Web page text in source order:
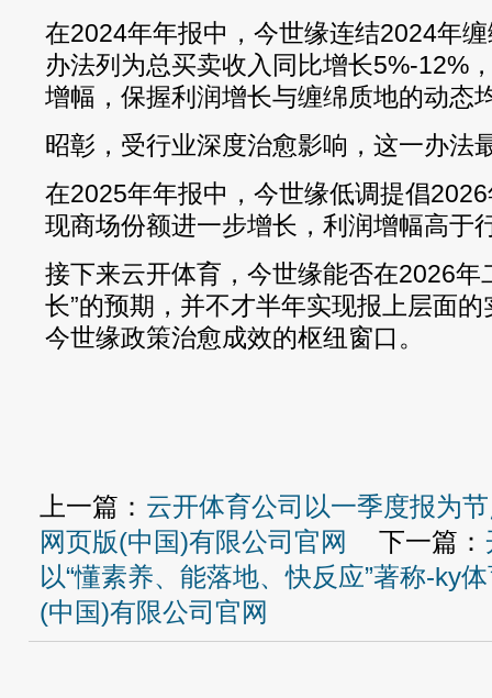
在2024年年报中，今世缘连结2024年
办法列为总买卖收入同比增长5%-12%
增幅，保握利润增长与缠绵质地的动态
昭彰，受行业深度治愈影响，这一办法
在2025年年报中，今世缘低调提倡
现商场份额进一步增长，利润增幅高于
接下来云开体育，今世缘能否在2026年
长”的预期，并不才半年实现报上层面
今世缘政策治愈成效的枢纽窗口。
上一篇： 云开体育公司以一季度报为
网页版(中国)有限公司官网
下一篇：
以“懂素养、能落地、快反应”著称-ky
(中国)有限公司官网